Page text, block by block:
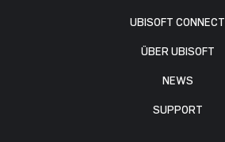
UBISOFT CONNECT
ÜBER UBISOFT
NEWS
SUPPORT